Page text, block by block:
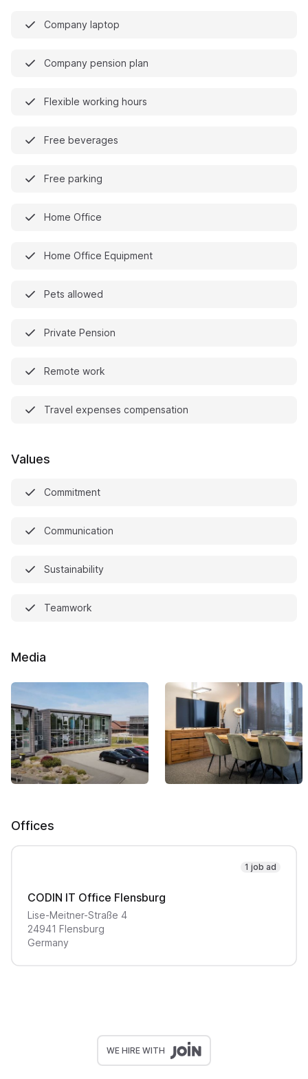
Company laptop
Company pension plan
Flexible working hours
Free beverages
Free parking
Home Office
Home Office Equipment
Pets allowed
Private Pension
Remote work
Travel expenses compensation
Values
Commitment
Communication
Sustainability
Teamwork
Media
Offices
1 job ad
CODIN IT Office Flensburg
Lise-Meitner-Straße 4
24941 Flensburg
Germany
WE HIRE WITH